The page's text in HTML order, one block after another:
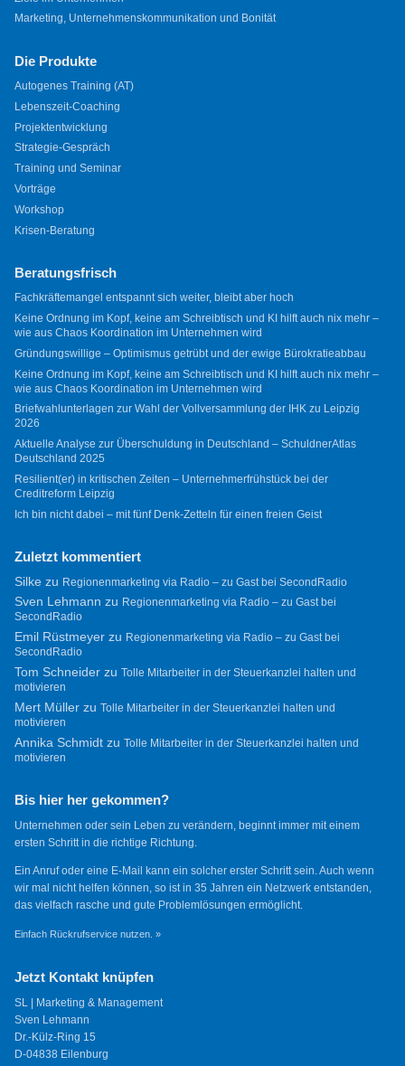
Marketing, Unternehmenskommunikation und Bonität
Die Produkte
Autogenes Training (AT)
Lebenszeit-Coaching
Projektentwicklung
Strategie-Gespräch
Training und Seminar
Vorträge
Workshop
Krisen-Beratung
Beratungsfrisch
Fachkräftemangel entspannt sich weiter, bleibt aber hoch
Keine Ordnung im Kopf, keine am Schreibtisch und KI hilft auch nix mehr –
wie aus Chaos Koordination im Unternehmen wird
Gründungswillige – Optimismus getrübt und der ewige Bürokratieabbau
Keine Ordnung im Kopf, keine am Schreibtisch und KI hilft auch nix mehr –
wie aus Chaos Koordination im Unternehmen wird
Briefwahlunterlagen zur Wahl der Vollversammlung der IHK zu Leipzig
2026
Aktuelle Analyse zur Überschuldung in Deutschland – SchuldnerAtlas
Deutschland 2025
Resilient(er) in kritischen Zeiten – Unternehmerfrühstück bei der
Creditreform Leipzig
Ich bin nicht dabei – mit fünf Denk-Zetteln für einen freien Geist
Zuletzt kommentiert
Silkezu Regionenmarketing via Radio – zu Gast bei SecondRadio
Sven Lehmann zu Regionenmarketing via Radio – zu Gast bei
SecondRadio
Emil Rüstmeyerzu Regionenmarketing via Radio – zu Gast bei
SecondRadio
Tom Schneiderzu Tolle Mitarbeiter in der Steuerkanzlei halten und
motivieren
Mert Müllerzu Tolle Mitarbeiter in der Steuerkanzlei halten und
motivieren
Annika Schmidtzu Tolle Mitarbeiter in der Steuerkanzlei halten und
motivieren
Bis hier her gekommen?
Unternehmen oder sein Leben zu verändern, beginnt immer mit einem
ersten Schritt in die richtige Richtung.
Ein Anruf oder eine E-Mail kann ein solcher erster Schritt sein. Auch wenn
wir mal nicht helfen können, so ist in 35 Jahren ein Netzwerk entstanden,
das vielfach rasche und gute Problemlösungen ermöglicht.
Einfach Rückrufservice nutzen. »
Jetzt Kontakt knüpfen
SL | Marketing & Management
Sven Lehmann
Dr.-Külz-Ring 15
D-04838 Eilenburg